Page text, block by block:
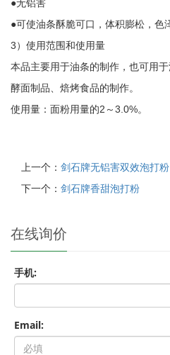
●无铝害
●可使油条酥脆可口，体积膨松，色
3）使用范围和使用量
本品主要用于油条的制作，也可用
酵面制品、焙烤食品的制作。
使用量：面粉用量的2～3.0%。
上一个： 剑石牌无铝害双效泡打粉
下一个： 剑石牌香甜泡打粉
在线询价
手机:
Email: